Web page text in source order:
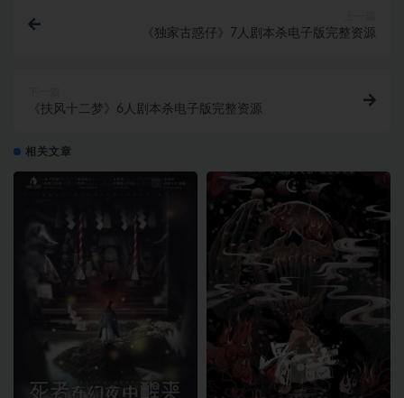
《独家古惑仔》7人剧本杀电子版完整资源
《扶风十二梦》6人剧本杀电子版完整资源
相关文章